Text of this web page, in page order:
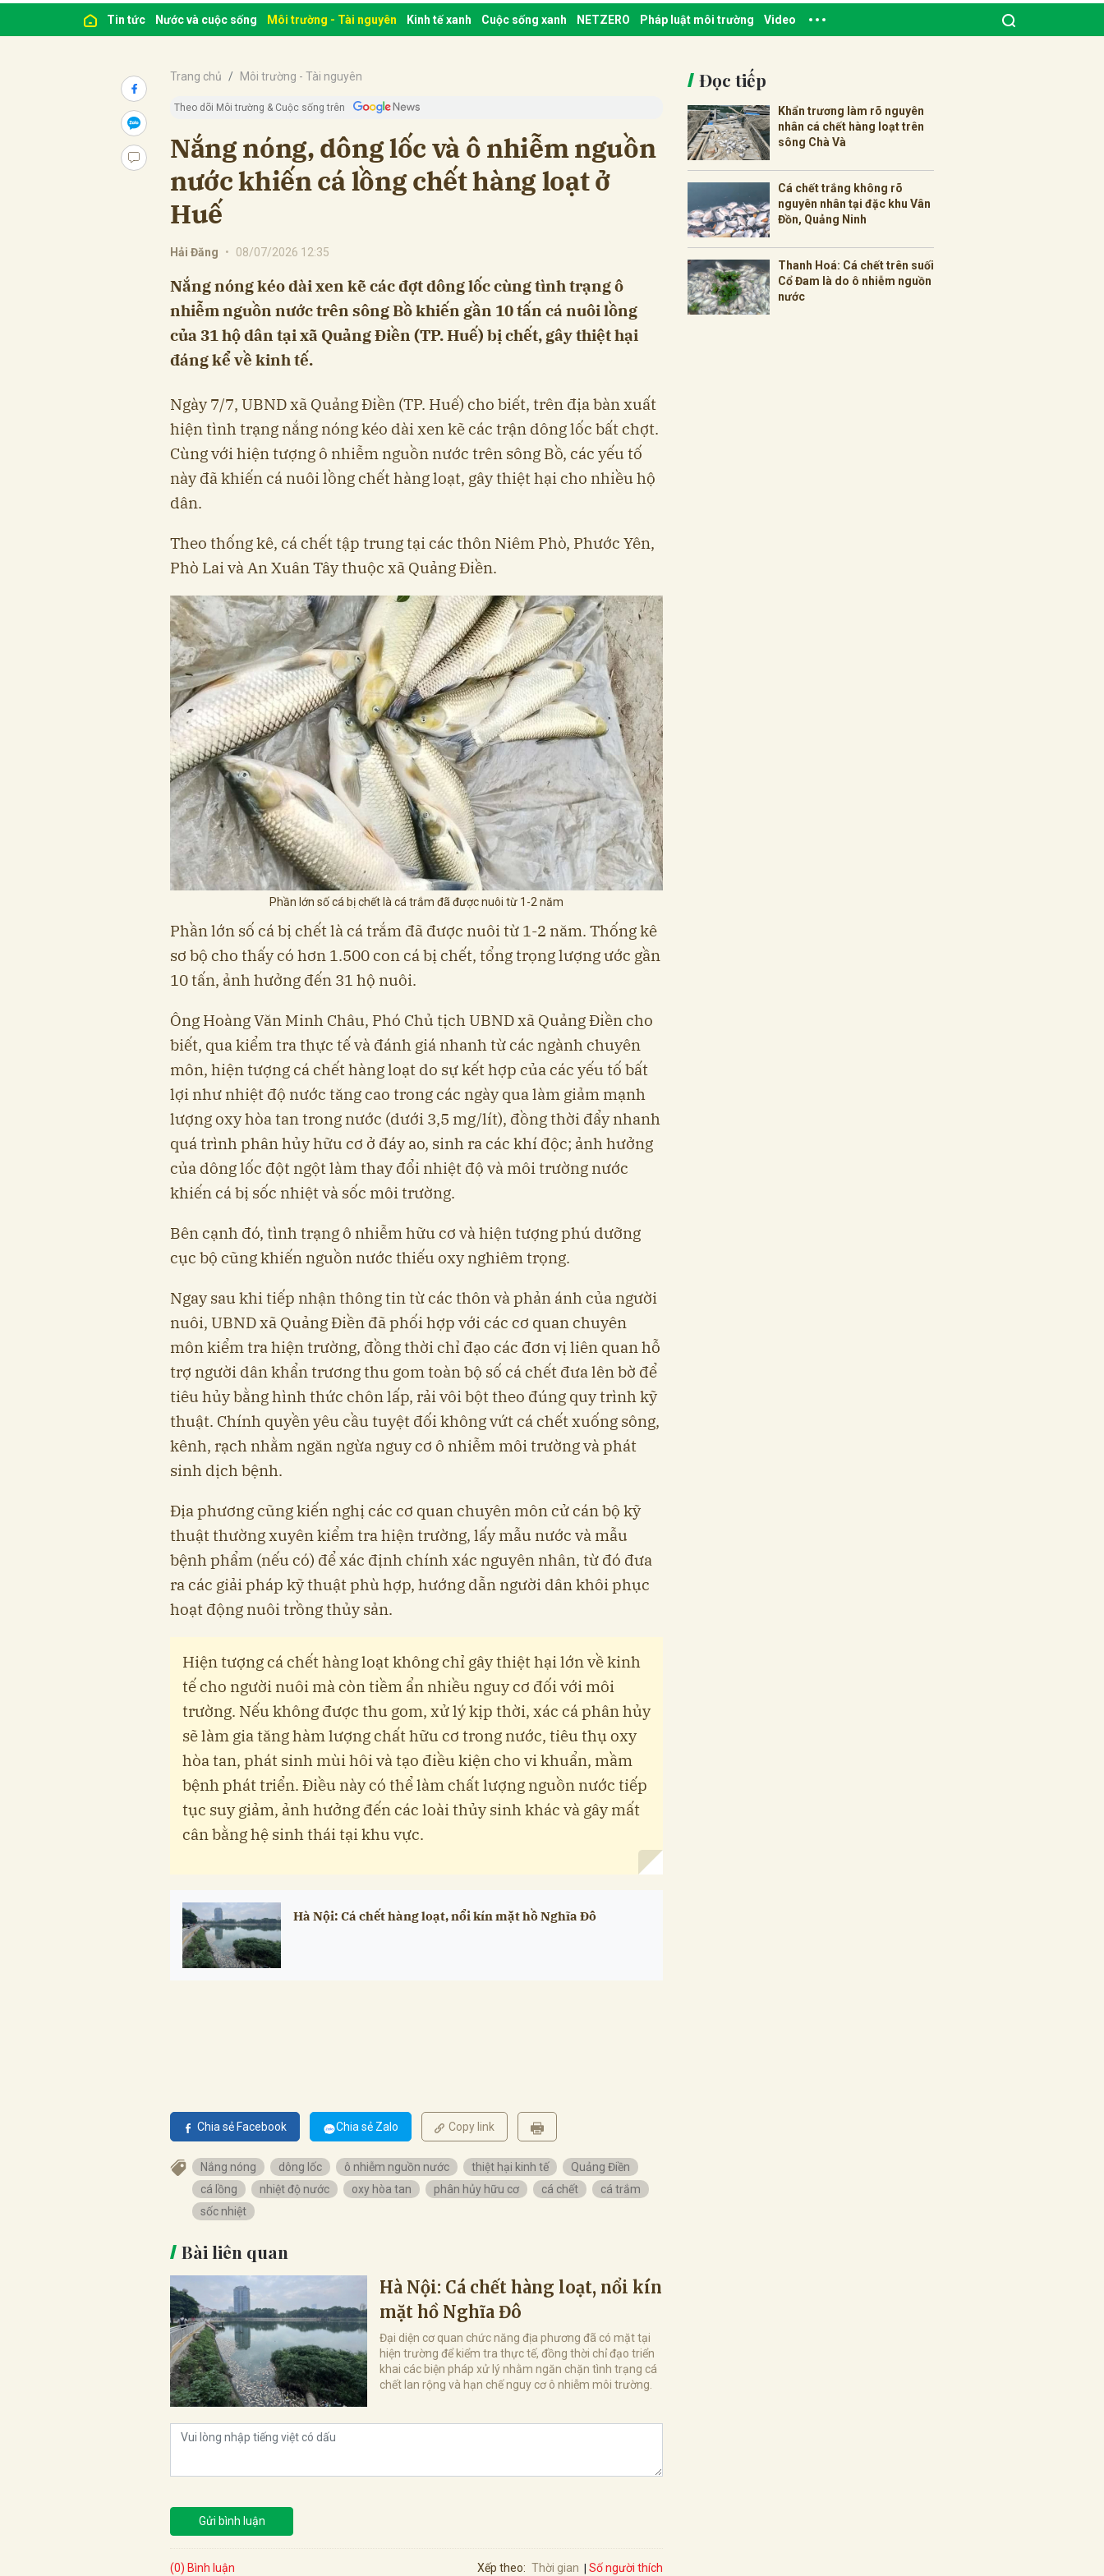
Tin tức Nước và cuộc sống Môi trường - Tài nguyên Kinh tế xanh Cuộc sống xanh NETZERO Pháp luật môi trường Video
Trang chủ Môi trường - Tài nguyên
Theo dõi Môi trường & Cuộc sống trên
Nắng nóng, dông lốc và ô nhiễm nguồn
nước khiến cá lồng chết hàng loạt ở
Huế
Hải Đăng • 08/07/2026 12:35
Nắng nóng kéo dài xen kẽ các đợt dông lốc cùng tình trạng ô
nhiễm nguồn nước trên sông Bồ khiến gần 10 tấn cá nuôi lồng
của 31 hộ dân tại xã Quảng Điền (TP. Huế) bị chết, gây thiệt hại
đáng kể về kinh tế.
Ngày 7/7, UBND xã Quảng Điền (TP. Huế) cho biết, trên địa bàn xuất
hiện tình trạng nắng nóng kéo dài xen kẽ các trận dông lốc bất chợt.
Cùng với hiện tượng ô nhiễm nguồn nước trên sông Bồ, các yếu tố
này đã khiến cá nuôi lồng chết hàng loạt, gây thiệt hại cho nhiều hộ
dân.
Theo thống kê, cá chết tập trung tại các thôn Niêm Phò, Phước Yên,
Phò Lai và An Xuân Tây thuộc xã Quảng Điền.
Phần lớn số cá bị chết là cá trắm đã được nuôi từ 1-2 năm
Phần lớn số cá bị chết là cá trắm đã được nuôi từ 1-2 năm. Thống kê
sơ bộ cho thấy có hơn 1.500 con cá bị chết, tổng trọng lượng ước gần
10 tấn, ảnh hưởng đến 31 hộ nuôi.
Ông Hoàng Văn Minh Châu, Phó Chủ tịch UBND xã Quảng Điền cho
biết, qua kiểm tra thực tế và đánh giá nhanh từ các ngành chuyên
môn, hiện tượng cá chết hàng loạt do sự kết hợp của các yếu tố bất
lợi như nhiệt độ nước tăng cao trong các ngày qua làm giảm mạnh
lượng oxy hòa tan trong nước (dưới 3,5 mg/lít), đồng thời đẩy nhanh
quá trình phân hủy hữu cơ ở đáy ao, sinh ra các khí độc; ảnh hưởng
của dông lốc đột ngột làm thay đổi nhiệt độ và môi trường nước
khiến cá bị sốc nhiệt và sốc môi trường.
Bên cạnh đó, tình trạng ô nhiễm hữu cơ và hiện tượng phú dưỡng
cục bộ cũng khiến nguồn nước thiếu oxy nghiêm trọng.
Ngay sau khi tiếp nhận thông tin từ các thôn và phản ánh của người
nuôi, UBND xã Quảng Điền đã phối hợp với các cơ quan chuyên
môn kiểm tra hiện trường, đồng thời chỉ đạo các đơn vị liên quan hỗ
trợ người dân khẩn trương thu gom toàn bộ số cá chết đưa lên bờ để
tiêu hủy bằng hình thức chôn lấp, rải vôi bột theo đúng quy trình kỹ
thuật. Chính quyền yêu cầu tuyệt đối không vứt cá chết xuống sông,
kênh, rạch nhằm ngăn ngừa nguy cơ ô nhiễm môi trường và phát
sinh dịch bệnh.
Địa phương cũng kiến nghị các cơ quan chuyên môn cử cán bộ kỹ
thuật thường xuyên kiểm tra hiện trường, lấy mẫu nước và mẫu
bệnh phẩm (nếu có) để xác định chính xác nguyên nhân, từ đó đưa
ra các giải pháp kỹ thuật phù hợp, hướng dẫn người dân khôi phục
hoạt động nuôi trồng thủy sản.
Hiện tượng cá chết hàng loạt không chỉ gây thiệt hại lớn về kinh
tế cho người nuôi mà còn tiềm ẩn nhiều nguy cơ đối với môi
trường. Nếu không được thu gom, xử lý kịp thời, xác cá phân hủy
sẽ làm gia tăng hàm lượng chất hữu cơ trong nước, tiêu thụ oxy
hòa tan, phát sinh mùi hôi và tạo điều kiện cho vi khuẩn, mầm
bệnh phát triển. Điều này có thể làm chất lượng nguồn nước tiếp
tục suy giảm, ảnh hưởng đến các loài thủy sinh khác và gây mất
cân bằng hệ sinh thái tại khu vực.
Hà Nội: Cá chết hàng loạt, nổi kín mặt hồ Nghĩa Đô
Chia sẻ Facebook Chia sẻ Zalo Copy link
Nắng nóng dông lốc ô nhiễm nguồn nước thiệt hại kinh tế
Quảng Điền
cá lồng
nhiệt độ nước oxy hòa tan phân hủy hữu cơ cá chết
cá trắm
sốc nhiệt
Bài liên quan
Hà Nội: Cá chết hàng loạt, nổi kín
mặt hồ Nghĩa Đô
Đại diện cơ quan chức năng địa phương đã có mặt tại
hiện trường để kiểm tra thực tế, đồng thời chỉ đạo triển
khai các biện pháp xử lý nhằm ngăn chặn tình trạng cá
chết lan rộng và hạn chế nguy cơ ô nhiễm môi trường.
Gửi bình luận
(0) Bình luận Xếp theo: Thời gian Số người thích
Đọc tiếp
Khẩn trương làm rõ nguyên
nhân cá chết hàng loạt trên
sông Chà Và
Cá chết trắng không rõ
nguyên nhân tại đặc khu Vân
Đồn, Quảng Ninh
Thanh Hoá: Cá chết trên suối
Cổ Đam là do ô nhiễm nguồn
nước